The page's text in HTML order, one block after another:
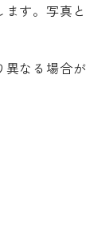
す。写真と
異なる場合が